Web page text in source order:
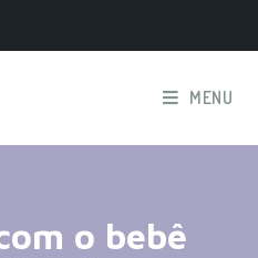
MENU
o bebê